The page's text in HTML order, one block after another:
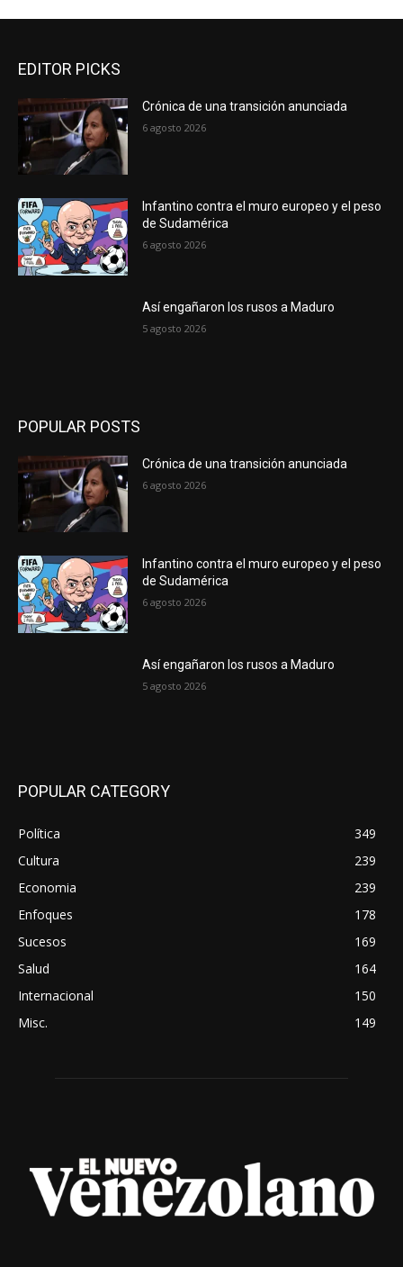
EDITOR PICKS
Crónica de una transición anunciada
6 agosto 2026
Infantino contra el muro europeo y el peso
de Sudamérica
6 agosto 2026
Así engañaron los rusos a Maduro
5 agosto 2026
POPULAR POSTS
Crónica de una transición anunciada
6 agosto 2026
Infantino contra el muro europeo y el peso
de Sudamérica
6 agosto 2026
Así engañaron los rusos a Maduro
5 agosto 2026
POPULAR CATEGORY
Política
349
Cultura
239
Economia
239
Enfoques
178
Sucesos
169
Salud
164
Internacional
150
Misc.
149